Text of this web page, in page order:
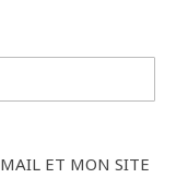
ET MON SITE